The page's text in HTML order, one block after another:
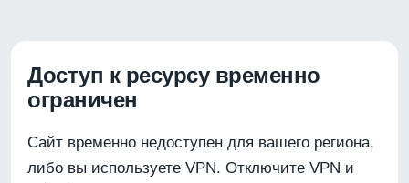
Доступ к ресурсу временно
ограничен
Сайт временно недоступен для вашего региона,
либо вы используете VPN. Отключите VPN и